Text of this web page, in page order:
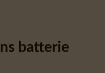
batterie